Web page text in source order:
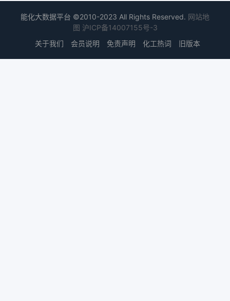
能化大数据平台 ©2010-2023 All Rights Reserved. 网站地
图 沪ICP备14007155号-3
关于我们
会员说明 免责声明 化工热词 旧版本